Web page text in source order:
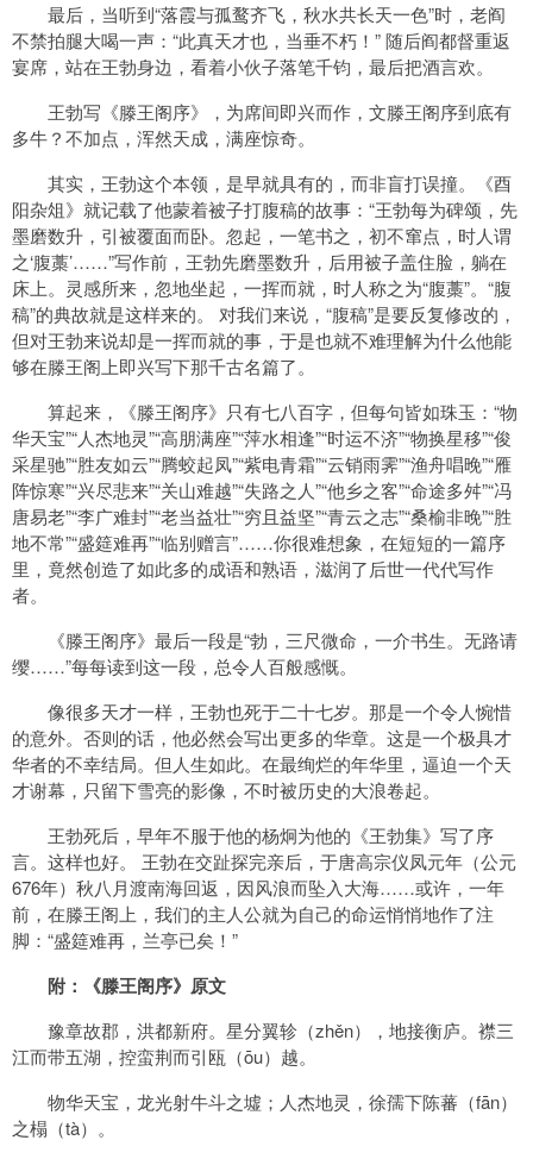
最后，当听到“落霞与孤鹜齐飞，秋水共长天一色”时，老阎
不禁拍腿大喝一声：“此真天才也，当垂不朽！” 随后阎都督重返
宴席，站在王勃身边，看着小伙子落笔千钧，最后把酒言欢。
王勃写《滕王阁序》，为席间即兴而作，文滕王阁序到底有
多牛？不加点，浑然天成，满座惊奇。
其实，王勃这个本领，是早就具有的，而非盲打误撞。《酉
阳杂俎》就记载了他蒙着被子打腹稿的故事：“王勃每为碑颂，先
墨磨数升，引被覆面而卧。忽起，一笔书之，初不窜点，时人谓
之‘腹藁’……”写作前，王勃先磨墨数升，后用被子盖住脸，躺在
床上。灵感所来，忽地坐起，一挥而就，时人称之为“腹藁”。“腹
稿”的典故就是这样来的。 对我们来说，“腹稿”是要反复修改的，
但对王勃来说却是一挥而就的事，于是也就不难理解为什么他能
够在滕王阁上即兴写下那千古名篇了。
算起来，《滕王阁序》只有七八百字，但每句皆如珠玉：“物
华天宝”“人杰地灵”“高朋满座”“萍水相逢”“时运不济”“物换星移”“俊
采星驰”“胜友如云”“腾蛟起凤”“紫电青霜”“云销雨霁”“渔舟唱晚”“雁
阵惊寒”“兴尽悲来”“关山难越”“失路之人”“他乡之客”“命途多舛”“冯
唐易老”“李广难封”“老当益壮”“穷且益坚”“青云之志”“桑榆非晚”“胜
地不常”“盛筵难再”“临别赠言”……你很难想象，在短短的一篇序
里，竟然创造了如此多的成语和熟语，滋润了后世一代代写作
者。
《滕王阁序》最后一段是“勃，三尺微命，一介书生。无路请
缨……”每每读到这一段，总令人百般感慨。
像很多天才一样，王勃也死于二十七岁。那是一个令人惋惜
的意外。否则的话，他必然会写出更多的华章。这是一个极具才
华者的不幸结局。但人生如此。在最绚烂的年华里，逼迫一个天
才谢幕，只留下雪亮的影像，不时被历史的大浪卷起。
王勃死后，早年不服于他的杨炯为他的《王勃集》写了序
言。这样也好。 王勃在交趾探完亲后，于唐高宗仪凤元年（公元
676年）秋八月渡南海回返，因风浪而坠入大海……或许，一年
前，在滕王阁上，我们的主人公就为自己的命运悄悄地作了注
脚：“盛筵难再，兰亭已矣！”
附：《滕王阁序》原文
豫章故郡，洪都新府。星分翼轸（zhěn），地接衡庐。襟三
江而带五湖，控蛮荆而引瓯（ōu）越。
物华天宝，龙光射牛斗之墟；人杰地灵，徐孺下陈蕃（fān）
之榻（tà）。